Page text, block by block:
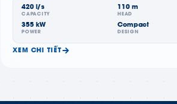
420 l/s
CAPACITY
110 m
HEAD
355 kW
POWER
Compact
DESIGN
XEM CHI TIẾT